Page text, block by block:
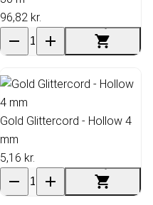
96,82 kr.
Gold Glittercord - Hollow 4
mm
5,16 kr.